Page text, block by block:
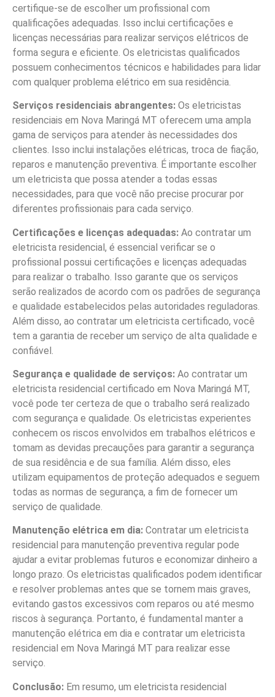
certifique-se de escolher um profissional com
qualificações adequadas. Isso inclui certificações e
licenças necessárias para realizar serviços elétricos de
forma segura e eficiente. Os eletricistas qualificados
possuem conhecimentos técnicos e habilidades para lidar
com qualquer problema elétrico em sua residência.
Serviços residenciais abrangentes: Os eletricistas
residenciais em Nova Maringá MT oferecem uma ampla
gama de serviços para atender às necessidades dos
clientes. Isso inclui instalações elétricas, troca de fiação,
reparos e manutenção preventiva. É importante escolher
um eletricista que possa atender a todas essas
necessidades, para que você não precise procurar por
diferentes profissionais para cada serviço.
Certificações e licenças adequadas: Ao contratar um
eletricista residencial, é essencial verificar se o
profissional possui certificações e licenças adequadas
para realizar o trabalho. Isso garante que os serviços
serão realizados de acordo com os padrões de segurança
e qualidade estabelecidos pelas autoridades reguladoras.
Além disso, ao contratar um eletricista certificado, você
tem a garantia de receber um serviço de alta qualidade e
confiável.
Segurança e qualidade de serviços: Ao contratar um
eletricista residencial certificado em Nova Maringá MT,
você pode ter certeza de que o trabalho será realizado
com segurança e qualidade. Os eletricistas experientes
conhecem os riscos envolvidos em trabalhos elétricos e
tomam as devidas precauções para garantir a segurança
de sua residência e de sua família. Além disso, eles
utilizam equipamentos de proteção adequados e seguem
todas as normas de segurança, a fim de fornecer um
serviço de qualidade.
Manutenção elétrica em dia: Contratar um eletricista
residencial para manutenção preventiva regular pode
ajudar a evitar problemas futuros e economizar dinheiro a
longo prazo. Os eletricistas qualificados podem identificar
e resolver problemas antes que se tornem mais graves,
evitando gastos excessivos com reparos ou até mesmo
riscos à segurança. Portanto, é fundamental manter a
manutenção elétrica em dia e contratar um eletricista
residencial em Nova Maringá MT para realizar esse
serviço.
Conclusão: Em resumo, um eletricista residencial